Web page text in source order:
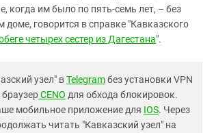
когда им было по пять-семь лет, – без
доме, говорится в справке "Кавказского
четырех сестер из Дагестана".
узел" вTelegramбез установки VPN
браузерCENO для обхода блокировок.
мобильное приложение для IOS. Через
читать "Кавказский узел" на